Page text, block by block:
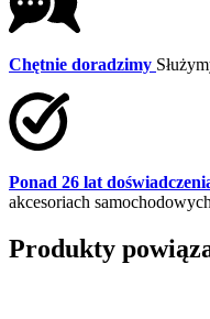
Chętnie doradzimy
Ponad 26 lat
akcesoriach samochodowych
Produkty